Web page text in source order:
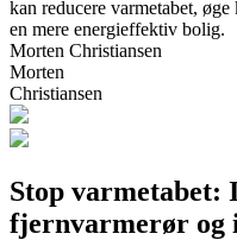
kan reducere varmetabet,
en mere energieffektiv bolig.
Morten Christiansen
Morten
Christiansen
Stop varmetabet:
fjernvarmerør og